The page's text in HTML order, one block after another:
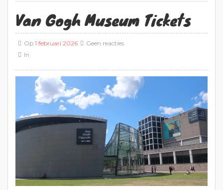
Van Gogh Museum Tickets
Op 1 februari 2026
In
Geen reacties